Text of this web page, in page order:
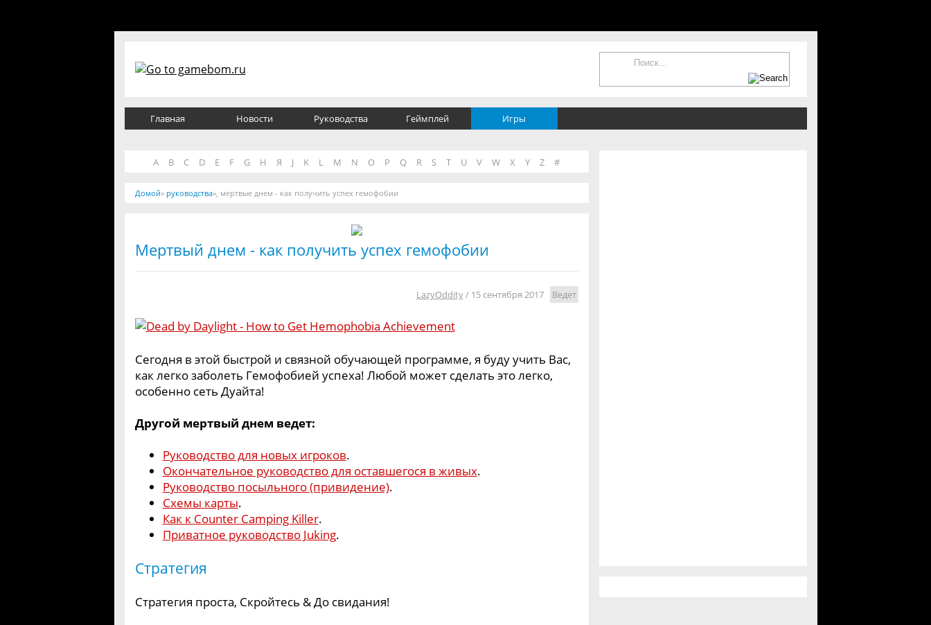
Главная Новости Руководства Геймплей Игры
A B C D E F G H Я J K L M N O P Q R S T U V W X Y Z #
Домой» руководства», мертвые днем - как получить успех гемофобии
Мертвый днем - как получить успех гемофобии
LazyOddity/ 15 сентября 2017 Ведет
Сегодня в этой быстрой и связной обучающей программе, я буду учить Вас,
как легко заболеть Гемофобией успеха! Любой может сделать это легко,
особенно сеть Дуайта!
Другой мертвый днем ведет:
Руководство для новых игроков.
Окончательное руководство для оставшегося в живых.
Руководство посыльного (привидение).
Схемы карты.
Как к Сounter Camping Killer.
Приватное руководство Juking.
Стратегия
Стратегия проста, Скройтесь & До свидания!